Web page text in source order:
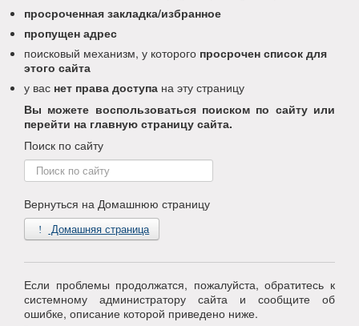
просроченная закладка/избранное
пропущен адрес
поисковый механизм, у которого просрочен список для
этого сайта
у вас нет права доступа на эту страницу
Вы можете воспользоваться поиском по сайту или
перейти на главную страницу сайта.
Поиск по сайту
Поиск
по
Вернуться на Домашнюю страницу
Домашняя страница
Если проблемы продолжатся, пожалуйста, обратитесь к
системному администратору сайта и сообщите об
ошибке, описание которой приведено ниже.